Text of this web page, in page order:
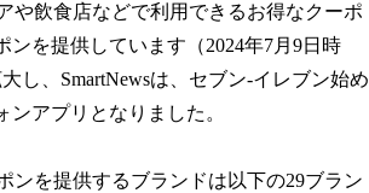
や飲食店などで利用できるお得なクーポ
を提供しています（2024年7月9日時
し、SmartNewsは、セブン-イレブン始め
アプリとなりました。
ンを提供するブランドは以下の29ブラン